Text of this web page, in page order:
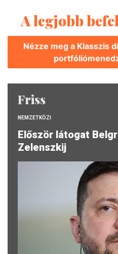
A legjobb
Nézze meg a Klasszis
Friss
NEMZETKÖZI
Először látogat
Zelenszkij